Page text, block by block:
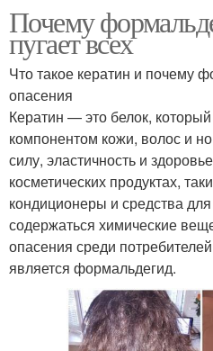
Почему
пугает всех
Что такое кератин и почему
опасения
Кератин — это белок,
компонентом кожи, волос и
силу, эластичность и
косметических продуктах,
кондиционеры и средства для
содержаться химические
опасения среди
является формальдегид.